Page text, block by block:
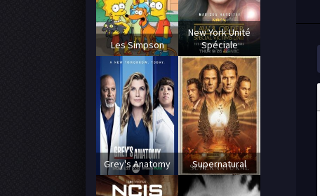
Les Simpson
New York Unité
Spéciale
Grey's Anatomy Supernatural